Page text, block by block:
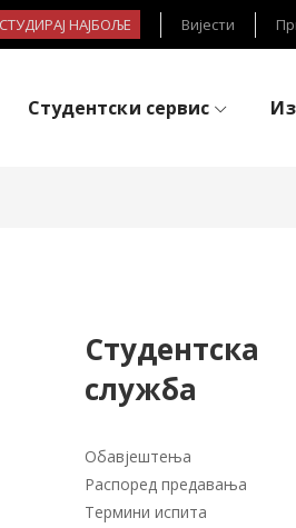
НАЈБОЉЕ Вијести
Студентски сервис
Студентска
служба
Обавјештења
Распоред предавања
Термини испита